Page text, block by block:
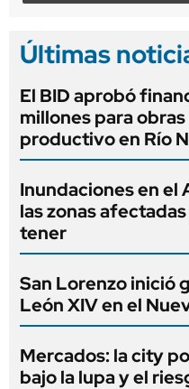
Últimas
El BID aprobó
millones para
productivo en Río
Inundaciones en el
las zonas
tener
San Lorenzo inició
León XIV en el
Mercados: la city
bajo la lupa y el